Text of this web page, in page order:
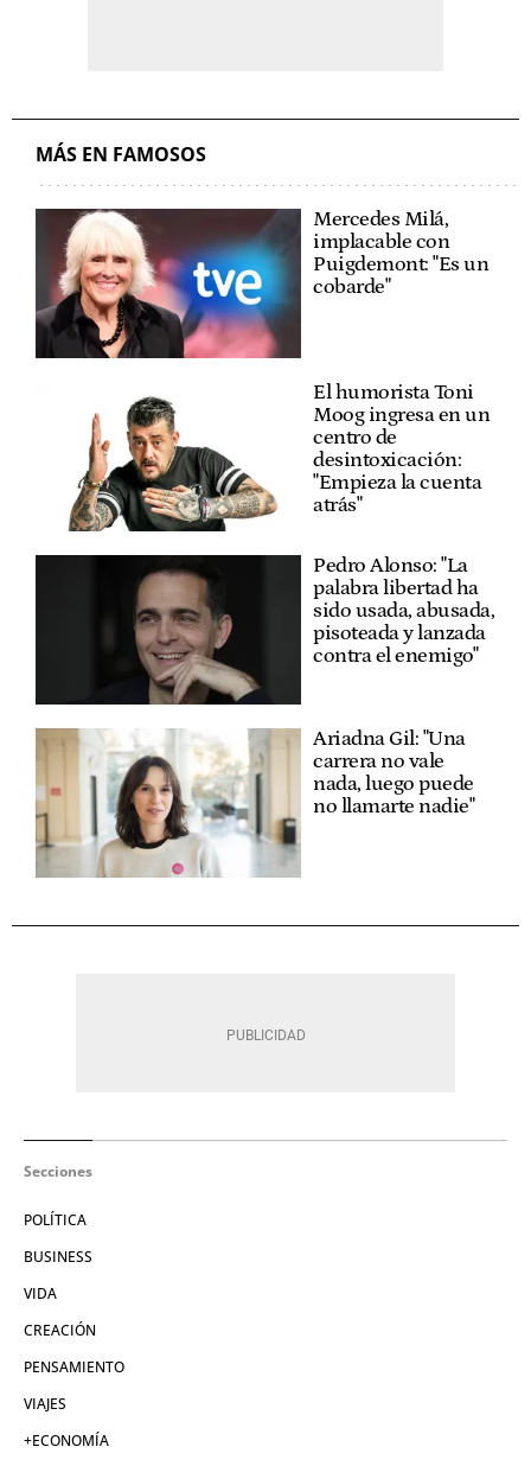
MÁS EN FAMOSOS
Mercedes Milá,
implacable con
Puigdemont: "Es un
cobarde"
El humorista Toni
Moog ingresa en un
centro de
desintoxicación:
"Empieza la cuenta
atrás"
Pedro Alonso: "La
palabra libertad ha
sido usada, abusada,
pisoteada y lanzada
contra el enemigo"
Ariadna Gil: "Una
carrera no vale
nada, luego puede
no llamarte nadie"
Secciones
POLÍTICA
BUSINESS
VIDA
CREACIÓN
PENSAMIENTO
VIAJES
+ECONOMÍA